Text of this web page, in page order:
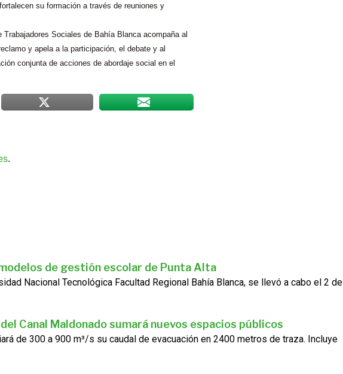
su formación a través de reuniones y
Trabajadores Sociales de Bahía Blanca acompaña al
y apela a la participación, el debate y al
conjunta de acciones de abordaje social en el
.
de gestión escolar de Punta Alta
Nacional Tecnológica Facultad Regional Bahía Blanca, se llevó a cabo el 2 de
Canal Maldonado sumará nuevos espacios públicos
de 300 a 900 m³/s su caudal de evacuación en 2400 metros de traza. Incluye